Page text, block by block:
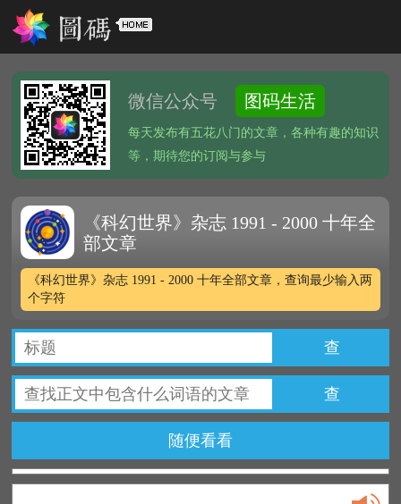
微信公众号 图码生活
每天发布有五花八门的文章，各种有趣的知识
等，期待您的订阅与参与
《科幻世界》杂志 1991 - 2000 十年全
部文章
《科幻世界》杂志 1991 - 2000 十年全部文章，查询最少输入两
个字符
查
查
随便看看